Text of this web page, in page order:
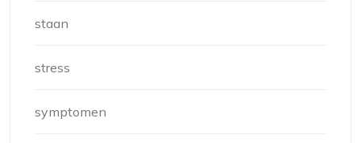
staan
stress
symptomen